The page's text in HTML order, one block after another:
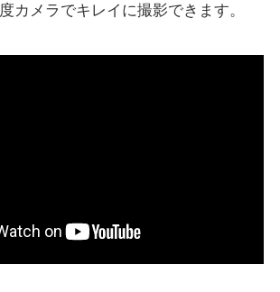
カメラでキレイに撮影できます。